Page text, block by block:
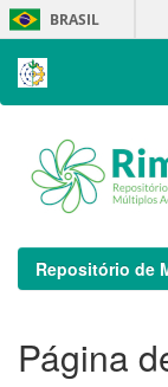
Skip
navigation
BRASIL
Repositório de
Página